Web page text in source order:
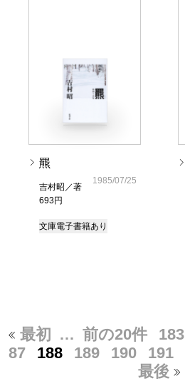
羆
吉村昭／著
693円
1985/07/25
文庫電子書籍あり
最初 … 前の20件 183
87
188 189 190 191
最後